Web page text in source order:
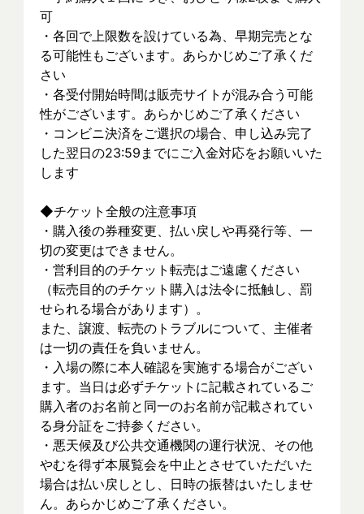
可
・各回で上限数を設けている為、早期完売とな
る可能性もございます。あらかじめご了承くだ
さい
・各受付開始時間は販売サイトが混み合う可能
性がございます。あらかじめご了承ください
・コンビニ決済をご選択の場合、申し込み完了
した翌日の23:59までにご入金対応をお願いいた
します
◆チケット全般の注意事項
・購入後の券種変更、払い戻しや再発行等、一
切の変更はできません。
・営利目的のチケット転売はご遠慮ください
（転売目的のチケット購入は法令に抵触し、罰
せられる場合があります）。
また、譲渡、転売のトラブルについて、主催者
は一切の責任を負いません。
・入場の際に本人確認を実施する場合がござい
ます。当日は必ずチケットに記載されているご
購入者のお名前と同一のお名前が記載されてい
る身分証をご持参ください。
・悪天候及び公共交通機関の運行状況、その他
やむを得ず本展覧会を中止とさせていただいた
場合は払い戻しとし、日時の振替はいたしませ
ん。あらかじめご了承ください。